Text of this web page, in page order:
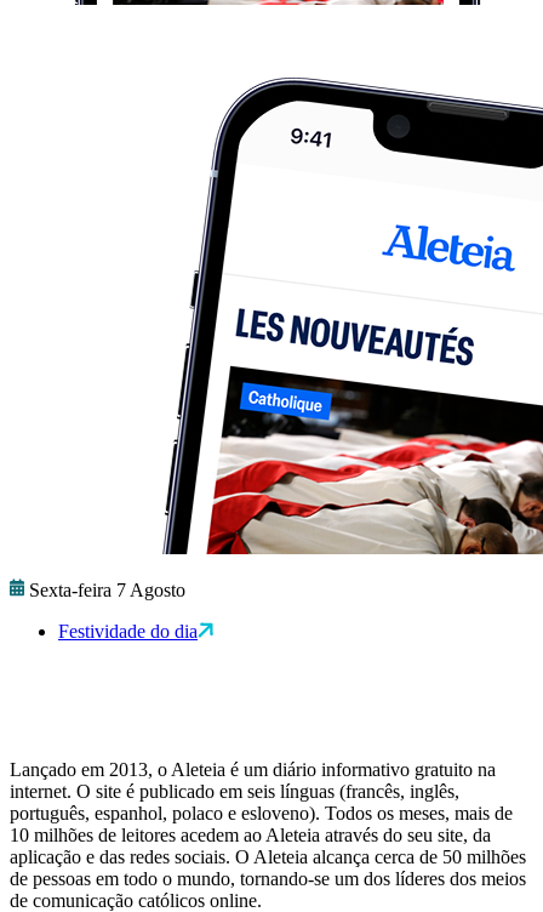
Sexta-feira 7 Agosto
Festividade do dia
Lançado em 2013, o Aleteia é um diário informativo gratuito na
internet. O site é publicado em seis línguas (francês, inglês,
português, espanhol, polaco e esloveno). Todos os meses, mais de
10 milhões de leitores acedem ao Aleteia através do seu site, da
aplicação e das redes sociais. O Aleteia alcança cerca de 50 milhões
de pessoas em todo o mundo, tornando-se um dos líderes dos meios
de comunicação católicos online.